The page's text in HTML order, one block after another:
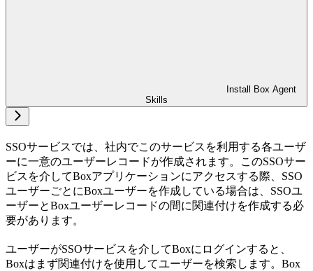
Install Box Agent
Skills
SSOサービスでは、社内でこのサービスを利用する各ユーザ
ーに一意のユーザーレコードが作成されます。このSSOサー
ビスを介してBoxアプリケーションにアクセスする際、SSO
ユーザーごとにBoxユーザーを作成している場合は、SSOユ
ーザーとBoxユーザーレコードの間に関連付けを作成する必
要があります。
ユーザーがSSOサービスを介してBoxにログインすると、
Boxはまず関連付けを使用してユーザーを検索します。Box